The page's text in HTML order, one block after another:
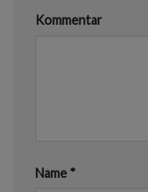
Kommentar
Name *